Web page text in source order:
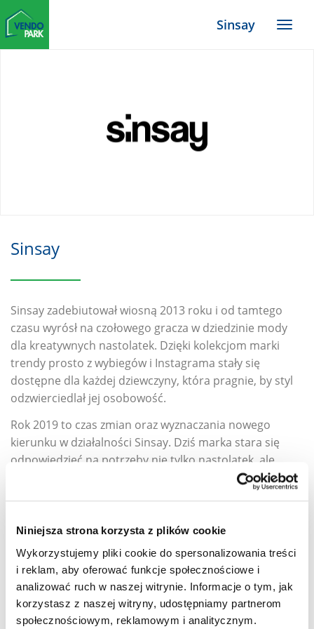
Niniejsza strona korzysta z plików cookie
Wykorzystujemy pliki cookie do spersonalizowania treści
i reklam, aby oferować funkcje społecznościowe i
analizować ruch w naszej witrynie. Informacje o tym, jak
korzystasz z naszej witryny, udostępniamy partnerom
społecznościowym, reklamowym i analitycznym.
Zum
Haupt-
Inhalt
Menü
Sinsay
Sinsay
Sinsay zadebiutował wiosną 2013 roku i od tamtego
czasu wyrósł na czołowego gracza w dziedzinie mody
dla kreatywnych nastolatek. Dzięki kolekcjom marki
trendy prosto z wybiegów i Instagrama stały się
dostępne dla każdej dziewczyny, która pragnie, by styl
odzwierciedlał jej osobowość.
Rok 2019 to czas zmian oraz wyznaczania nowego
kierunku w działalności Sinsay. Dziś marka stara się
odpowiedzieć na potrzeby nie tylko nastolatek, ale
również młodych kobiet, rodziców oraz ich dzieci. To z
myślą o nich wprowadzono do sprzedaży nowe linie –
Bunny. Elementem łączącym wszystkie nowości
pozostają przystępne ceny, które są znakiem
rozpoznawczym Sinsay od samego początku.
Niezmiennym punktem działalności marki pozostaje
liniaTeen, stworzona z myślą o nastolatkach i